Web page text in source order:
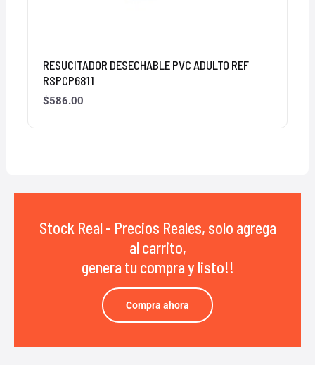
RESUCITADOR DESECHABLE PVC ADULTO REF
RSPCP6811
$586.00
Stock Real - Precios Reales, solo agrega
al carrito,
genera tu compra y listo!!
Compra ahora